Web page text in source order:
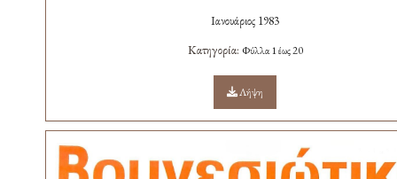
Ιανουάριος 1983
Κατηγορία: Φύλλα 1 έως 20
Λήψη